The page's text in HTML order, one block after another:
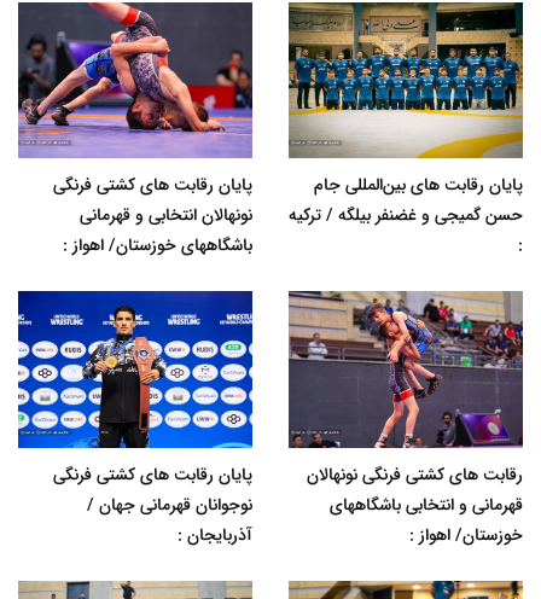
پایان رقابت های بین‌المللی جام
حسن گمیجی و غضنفر بیلگه / ترکیه
:
پایان رقابت های کشتی فرنگی
نونهالان انتخابی و قهرمانی
باشگاههای خوزستان/ اهواز :
رقابت های کشتی فرنگی نونهالان
قهرمانی و انتخابی باشگاههای
خوزستان/ اهواز :
پایان رقابت های کشتی فرنگی
نوجوانان قهرمانی جهان /
آذربایجان :